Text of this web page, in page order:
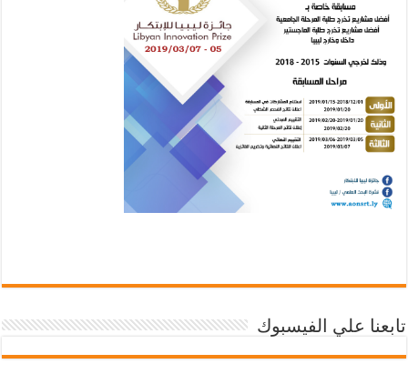
تابعنا علي الفيسبوك